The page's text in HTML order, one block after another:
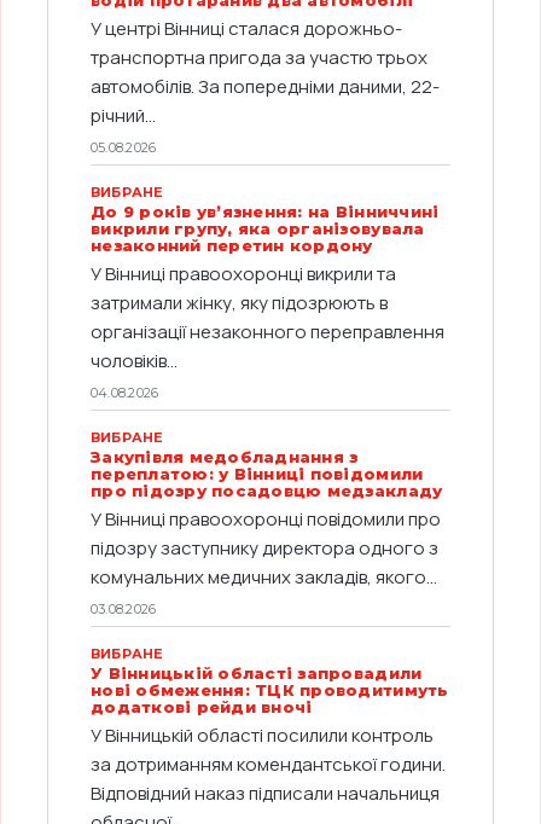
У центрі Вінниці сталася дорожньо-
транспортна пригода за участю трьох
автомобілів. За попередніми даними, 22-
річний...
05.08.2026
ВИБРАНЕ
До 9 років ув’язнення: на Вінниччині
викрили групу, яка організовувала
незаконний перетин кордону
У Вінниці правоохоронці викрили та
затримали жінку, яку підозрюють в
організації незаконного переправлення
чоловіків...
04.08.2026
ВИБРАНЕ
Закупівля медобладнання з
переплатою: у Вінниці повідомили
про підозру посадовцю медзакладу
У Вінниці правоохоронці повідомили про
підозру заступнику директора одного з
комунальних медичних закладів, якого...
03.08.2026
ВИБРАНЕ
У Вінницькій області запровадили
нові обмеження: ТЦК проводитимуть
додаткові рейди вночі
У Вінницькій області посилили контроль
за дотриманням комендантської години.
Відповідний наказ підписали начальниця